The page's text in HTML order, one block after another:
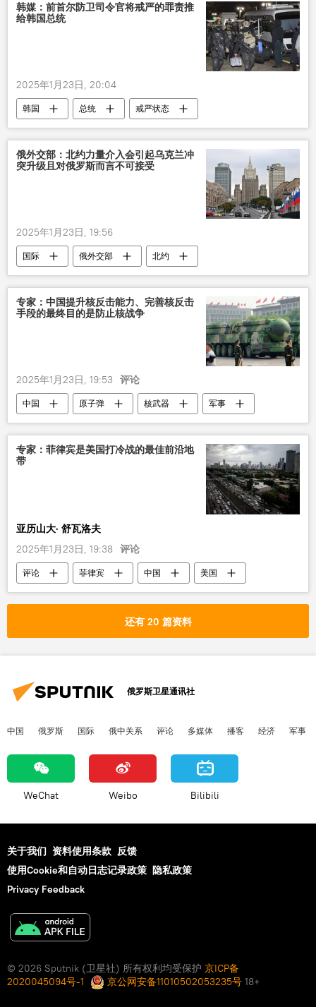
韩媒：前首尔防卫司令官将戒严的罪责推
给韩国总统
2025年1月23日, 20:04
韩国 总统 戒严状态
俄外交部：北约力量介入会引起乌克兰冲
突升级且对俄罗斯而言不可接受
2025年1月23日, 19:56
国际 俄外交部
北约
乌克兰
专家：中国提升核反击能力、完善核反击
手段的最终目的是防止核战争
2025年1月23日, 19:53 评论
中国 原子弹 核武器 军事
专家：菲律宾是美国打冷战的最佳前沿地
带
亚历山大· 舒瓦洛夫
2025年1月23日, 19:38 评论
评论 菲律宾 中国 美国
还有 20 篇资料
俄罗斯卫星通讯社
中国 俄罗斯 国际 俄中关系 评论 多媒体 播客 经济 军事
WeChat Weibo Bilibili
关于我们 资料使用条款 反馈
使用Cookie和自动日志记录政策 隐私政策
Privacy Feedback
© 2026 Sputnik (卫星社) 所有权利均受保护 京ICP备
2020045094号-1
京公网安备11010502053235号 18+